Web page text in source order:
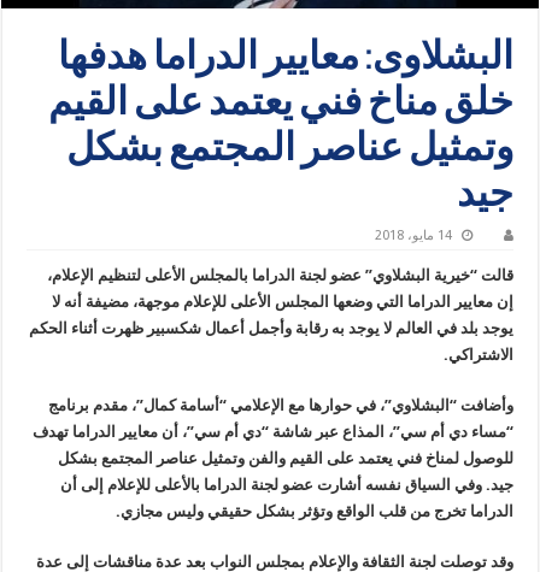
البشلاوى: معايير الدراما هدفها
خلق مناخ فني يعتمد على القيم
وتمثيل عناصر المجتمع بشكل
جيد
14 مايو، 2018
قالت “خيرية البشلاوي” عضو لجنة الدراما بالمجلس الأعلى لتنظيم الإعلام،
إن معايير الدراما التي وضعها المجلس الأعلى للإعلام موجهة، مضيفة أنه لا
يوجد بلد في العالم لا يوجد به رقابة وأجمل أعمال شكسبير ظهرت أثناء الحكم
الاشتراكي.
وأضافت “البشلاوي”، في حوارها مع الإعلامي “أسامة كمال”، مقدم برنامج
“مساء دي أم سي”، المذاع عبر شاشة “دي أم سي”، أن معايير الدراما تهدف
للوصول لمناخ فني يعتمد على القيم والفن وتمثيل عناصر المجتمع بشكل
جيد. وفي السياق نفسه أشارت عضو لجنة الدراما بالأعلى للإعلام إلى أن
الدراما تخرج من قلب الواقع وتؤثر بشكل حقيقي وليس مجازي.
وقد توصلت لجنة الثقافة والإعلام بمجلس النواب بعد عدة مناقشات إلى عدة